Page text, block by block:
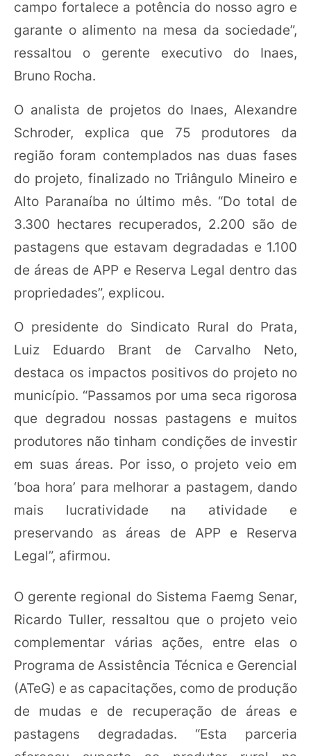
campo fortalece a potência do nosso agro e
garante o alimento na mesa da sociedade”,
ressaltou o gerente executivo do Inaes,
Bruno Rocha.
O analista de projetos do Inaes, Alexandre
Schroder, explica que 75 produtores da
região foram contemplados nas duas fases
do projeto, finalizado no Triângulo Mineiro e
Alto Paranaíba no último mês. “Do total de
3.300 hectares recuperados, 2.200 são de
pastagens que estavam degradadas e 1.100
de áreas de APP e Reserva Legal dentro das
propriedades”, explicou.
O presidente do Sindicato Rural do Prata,
Luiz Eduardo Brant de Carvalho Neto,
destaca os impactos positivos do projeto no
município. “Passamos por uma seca rigorosa
que degradou nossas pastagens e muitos
produtores não tinham condições de investir
em suas áreas. Por isso, o projeto veio em
‘boa hora’ para melhorar a pastagem, dando
mais lucratividade na atividade e
preservando as áreas de APP e Reserva
Legal”, afirmou.
O gerente regional do Sistema Faemg Senar,
Ricardo Tuller, ressaltou que o projeto veio
complementar várias ações, entre elas o
Programa de Assistência Técnica e Gerencial
(ATeG) e as capacitações, como de produção
de mudas e de recuperação de áreas e
pastagens degradadas. “Esta parceria